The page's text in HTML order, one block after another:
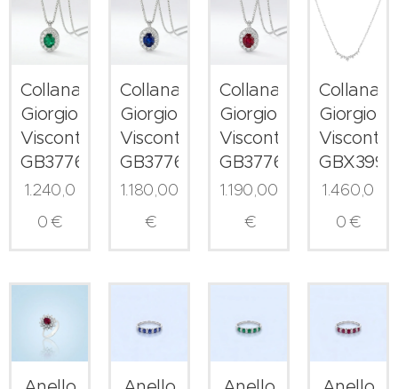
Collana
Giorgio
Visconti
GB37760S
1.240,0
0€
Collana
Giorgio
Visconti
GB37760Z
1.180,00
€
Collana
Giorgio
Visconti
GB37760R
1.190,00
€
Collana
Giorgio
Visconti
1.460,0
0€